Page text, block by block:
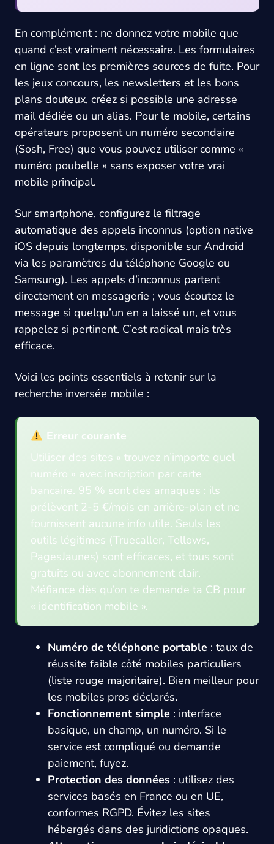
En complément : ne donnez votre mobile que
quand c’est vraiment nécessaire. Les formulaires
en ligne sont les premières sources de fuite. Pour
les jeux concours, les newsletters et les bons
plans douteux, créez si possible une adresse
mail dédiée ou un alias. Pour le mobile, certains
opérateurs proposent un numéro secondaire
(Sosh, Free) que vous pouvez utiliser comme «
numéro poubelle » sans exposer votre vrai
mobile principal.
Sur smartphone, configurez le filtrage
automatique des appels inconnus (option native
iOS depuis longtemps, disponible sur Android
via les paramètres du téléphone Google ou
Samsung). Les appels d’inconnus partent
directement en messagerie ; vous écoutez le
message si quelqu’un en a laissé un, et vous
rappelez si pertinent. C’est radical mais très
efficace.
Voici les points essentiels à retenir sur la
recherche inversée mobile :
Erreur courante
Utiliser des sites « trouvez n’importe quel
numéro » avec inscription par carte
bancaire. 95 % sont des arnaques : ils
prélèvent 2-5 €/mois en arrière-plan et ne
fournissent aucune info utile. Seuls les
outils légitimes (Truecaller, Tellows,
PagesJaunes) sont efficaces, et tous sont
gratuits ou avec abonnement clair.
Méfiance dès qu’on te demande ta CB pour
« identification mobile ».
Numéro de téléphone portable : taux de
réussite faible côté mobiles particuliers
(liste rouge majoritaire). Bien meilleur pour
les mobiles pros déclarés.
Fonctionnement simple : interface
basique, un champ, un numéro. Si le
service est compliqué ou demande
paiement, fuyez.
Protection des données : utilisez des
services basés en France ou en UE,
conformes RGPD. Évitez les sites
hébergés dans des juridictions opaques.